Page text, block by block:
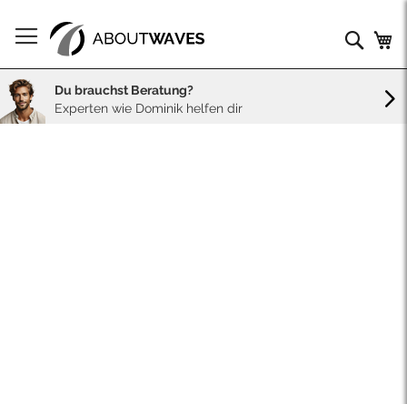
zum
Inhalt
Du brauchst Beratung?
Experten wie Dominik helfen dir